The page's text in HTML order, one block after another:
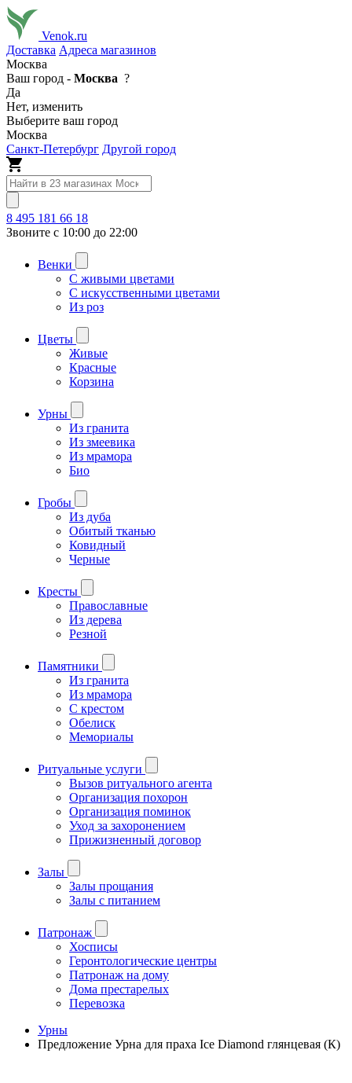
Venok.ru
Доставка Адреса магазинов
Москва
Ваш город - Москва ?
Да
Нет, изменить
Выберите ваш город
Москва
Санкт-Петербург Другой город
8 495 181 66 18
Звоните с 10:00 до 22:00
Венки
С живыми цветами
С искусственными цветами
Из роз
Цветы
Живые
Красные
Корзина
Урны
Из гранита
Из змеевика
Из мрамора
Био
Гробы
Из дуба
Обитый тканью
Ковидный
Черные
Кресты
Православные
Из дерева
Резной
Памятники
Из гранита
Из мрамора
С крестом
Обелиск
Мемориалы
Ритуальные услуги
Вызов ритуального агента
Организация похорон
Организация поминок
Уход за захоронением
Прижизненный договор
Залы
Залы прощания
Залы с питанием
Патронаж
Хосписы
Геронтологические центры
Патронаж на дому
Дома престарелых
Перевозка
Урны
Предложение Урна для праха Ice Diamond глянцевая (К)